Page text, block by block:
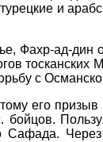
и
Фахр-ад-дин
тосканских
с
его
бойцов.
Сафада.